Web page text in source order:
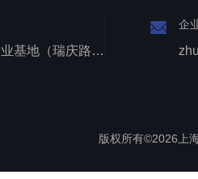
上海张江医疗器械产业基地（瑞庆路528号）
企
版权所有©2026